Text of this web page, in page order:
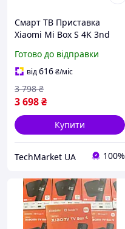
Смарт ТВ Приставка
Xiaomi Mi Box S 4K 3nd
Глобальна версія мі бокс
3ген
Готово до відправки
від616₴/міс
3 698₴
3 798 ₴
Купити
TechMarket UA 100%